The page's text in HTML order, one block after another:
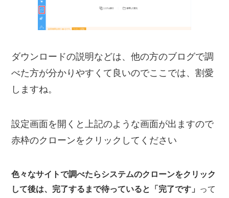
ダウンロードの説明などは、他の方のブログで調
べた方が分かりやすくて良いのでここでは、割愛
しますね。
設定画面を開くと上記のような画面が出ますので
赤枠のクローンをクリックしてください
色々なサイトで調べたらシステムのクローンをクリック
して後は、完了するまで待っていると「完了です」 って